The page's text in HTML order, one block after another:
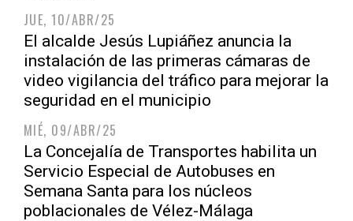
JUE, 10/ABR/25
El alcalde Jesús Lupiáñez anuncia la
instalación de las primeras cámaras de
video vigilancia del tráfico para mejorar la
seguridad en el municipio
MIÉ, 09/ABR/25
La Concejalía de Transportes habilita un
Servicio Especial de Autobuses en
Semana Santa para los núcleos
poblacionales de Vélez-Málaga